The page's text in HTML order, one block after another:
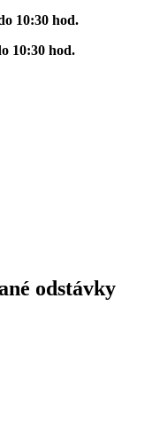
10:30 hod.
10:30 hod.
odstávky